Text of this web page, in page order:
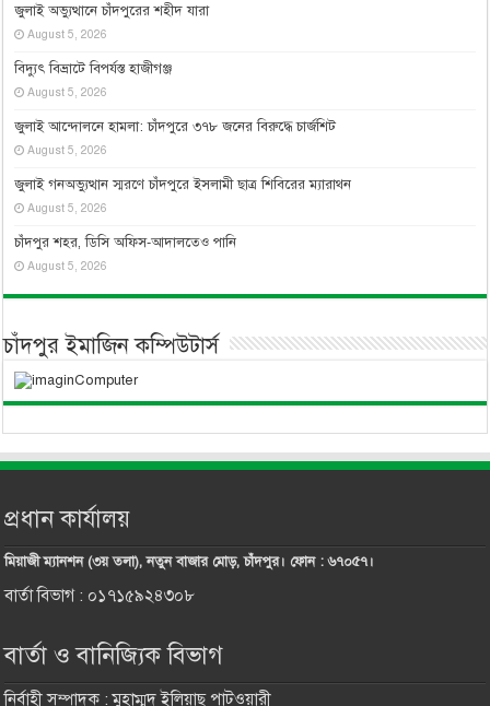
জুলাই অভ্যুত্থানে চাঁদপুরের শহীদ যারা
August 5, 2026
বিদ্যুৎ বিভ্রাটে বিপর্যস্ত হাজীগঞ্জ
August 5, 2026
জুলাই আন্দোলনে হামলা: চাঁদপুরে ৩৭৮ জনের বিরুদ্ধে চার্জশিট
August 5, 2026
জুলাই গনঅভ্যুত্থান স্মরণে চাঁদপুরে ইসলামী ছাত্র শিবিরের ম্যারাথন
August 5, 2026
চাঁদপুর শহর, ডিসি অফিস-আদালতেও পানি
August 5, 2026
চাঁদপুর ইমাজিন কম্পিউটার্স
প্রধান কার্যালয়
মিয়াজী ম্যানশন (৩য় তলা), নতুন বাজার মোড়, চাঁদপুর। ফোন : ৬৭০৫৭।
বার্তা বিভাগ : ০১৭১৫৯২৪৩০৮
বার্তা ও বানিজ্যিক বিভাগ
নির্বাহী সম্পাদক : মুহাম্মদ ইলিয়াছ পাটওয়ারী